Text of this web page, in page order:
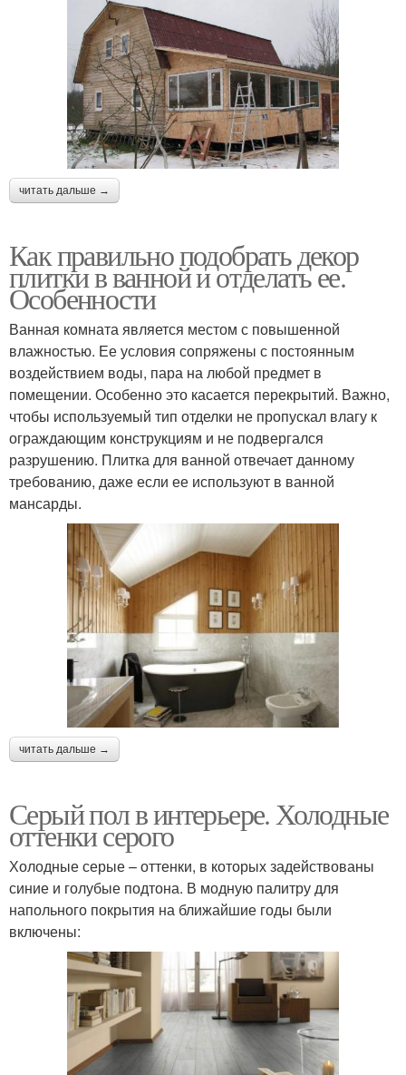
читать дальше →
Как правильно подобрать декор
плитки в ванной и отделать ее.
Особенности
Ванная комната является местом с повышенной
влажностью. Ее условия сопряжены с постоянным
воздействием воды, пара на любой предмет в
помещении. Особенно это касается перекрытий. Важно,
чтобы используемый тип отделки не пропускал влагу к
ограждающим конструкциям и не подвергался
разрушению. Плитка для ванной отвечает данному
требованию, даже если ее используют в ванной
мансарды.
читать дальше →
Серый пол в интерьере. Холодные
оттенки серого
Холодные серые – оттенки, в которых задействованы
синие и голубые подтона. В модную палитру для
напольного покрытия на ближайшие годы были
включены: